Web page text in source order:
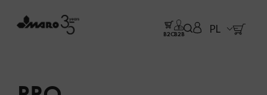
B2CB2B PL